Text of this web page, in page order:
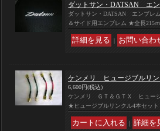
ダットサン・DATSAN エ
ダットサン・DATSAN エンブ
＆サイド用エンブレム ★全長215
｜
ケンメリ ヒュージブルリ
6,600円(税込)
ケンメリ ＧＴ＆ＧＴＸ ヒュージ
★ヒュージブルリンクル4本セッ
｜